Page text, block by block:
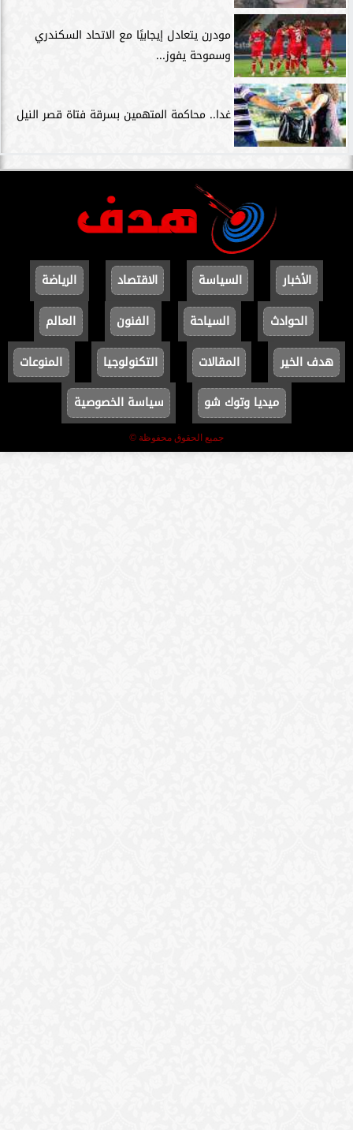
مودرن يتعادل إيجابيًا مع الاتحاد السكندري
وسموحة يفوز...
غدا.. محاكمة المتهمين بسرقة فتاة قصر النيل
الأخبار السياسة الاقتصاد
الرياضة
الحوادث
السياحة الفنون
العالم
هدف الخير
المقالات التكنولوجيا
المنوعات
ميديا وتوك شو
سياسة الخصوصية
جميع الحقوق محفوظة ©